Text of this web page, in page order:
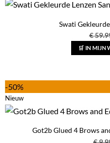
Swati
€
🛒 IN MIJN
-50%
Nieuw
Got2b Glued 4 Brows